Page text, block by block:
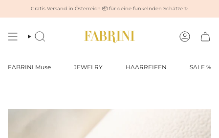
springen
Suche Konto
FABRINI Muse JEWELRY HAARREIFEN SALE %
Gratis Versand in Österreich 📦 für deine funkelnden Schätze ✨